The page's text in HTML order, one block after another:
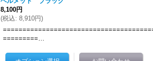
8,100円
(税込: 8,910円)
=========…